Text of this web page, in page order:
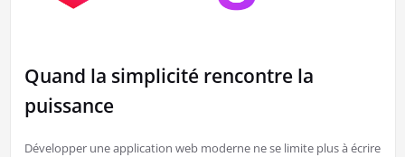
Quand la simplicité rencontre la
puissance
Développer une application web moderne ne se limite plus à écrire